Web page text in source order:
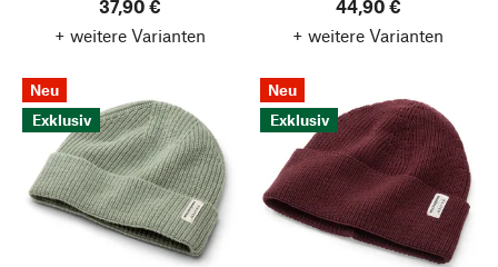
37,90 €
+ weitere Varianten
44,90 €
+ weitere Varianten
Neu
Exklusiv
Neu
Exklusiv